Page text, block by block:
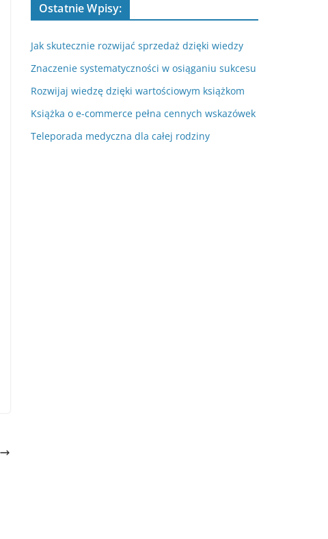
Ostatnie Wpisy:
Jak skutecznie rozwijać sprzedaż dzięki wiedzy
Znaczenie systematyczności w osiąganiu sukcesu
Rozwijaj wiedzę dzięki wartościowym książkom
Książka o e-commerce pełna cennych wskazówek
Teleporada medyczna dla całej rodziny